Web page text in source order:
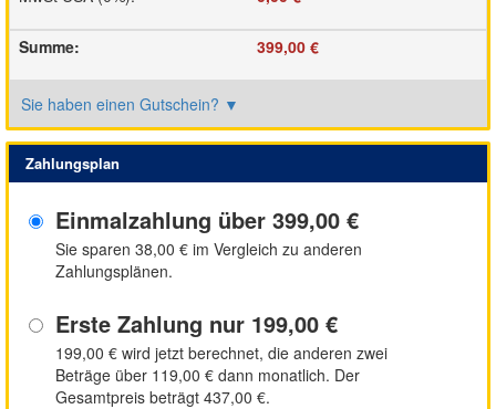
Summe: 399,00 €
Sie haben einen Gutschein? ▼
Zahlungsplan
Einmalzahlung über 399,00 €
Sie sparen 38,00 € im Vergleich zu anderen
Zahlungsplänen.
Erste Zahlung nur 199,00 €
199,00 € wird jetzt berechnet, die anderen zwei
Beträge über 119,00 € dann monatlich. Der
Gesamtpreis beträgt 437,00 €.